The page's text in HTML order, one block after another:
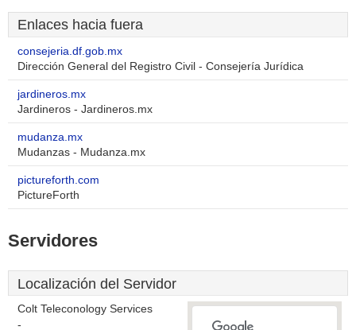
Enlaces hacia fuera
consejeria.df.gob.mx
Dirección General del Registro Civil - Consejería Jurídica
jardineros.mx
Jardineros - Jardineros.mx
mudanza.mx
Mudanzas - Mudanza.mx
pictureforth.com
PictureForth
Servidores
Localización del Servidor
Colt Teleconology Services
-